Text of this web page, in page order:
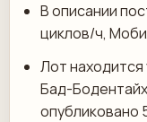
В описании
циклов/ч,
Лот
Бад-
опубликовано